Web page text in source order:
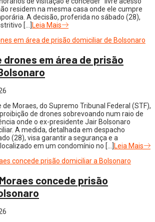
residem na mesma casa onde ele cumpre
A decisão, proferida no sábado (28),
[…] Leia Mais
drones em área de prisão
Moraes, do Supremo Tribunal Federal (STF),
de drones sobrevoando num raio de
onde o ex-presidente Jair Bolsonaro
A medida, detalhada em despacho
(28), visa garantir a segurança e a
em um condomínio no […] Leia Mais
concede prisão